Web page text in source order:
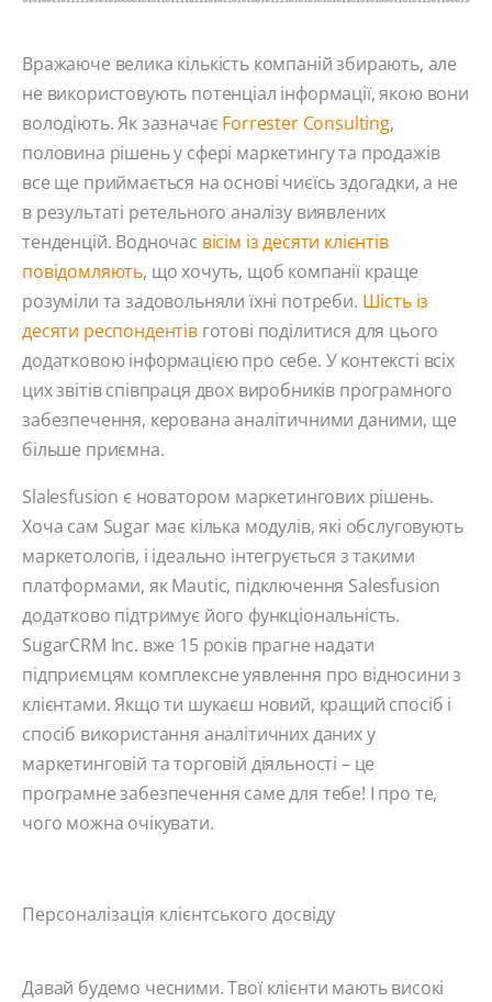
Вражаюче велика кількість компаній збирають, але
не використовують потенціал інформації, якою вони
володіють. Як зазначає Forrester Consulting,
половина рішень у сфері маркетингу та продажів
все ще приймається на основі чиєїсь здогадки, а не
в результаті ретельного аналізу виявлених
тенденцій. Водночас вісім із десяти клієнтів
повідомляють, що хочуть, щоб компанії краще
розуміли та задовольняли їхні потреби. Шість із
десяти респондентівготові поділитися для цього
додатковою інформацією про себе. У контексті всіх
цих звітів співпраця двох виробників програмного
забезпечення, керована аналітичними даними, ще
більше приємна.
Slalesfusion є новатором маркетингових рішень.
Хоча сам Sugar має кілька модулів, які обслуговують
маркетологів, і ідеально інтегрується з такими
платформами, як Mautic, підключення Salesfusion
додатково підтримує його функціональність.
SugarCRM Inc. вже 15 років прагне надати
підприємцям комплексне уявлення про відносини з
клієнтами. Якщо ти шукаєш новий, кращий спосіб і
спосіб використання аналітичних даних у
маркетинговій та торговій діяльності – це
програмне забезпечення саме для тебе! І про те,
чого можна очікувати.
Персоналізація клієнтського досвіду
Давай будемо чесними. Твої клієнти мають високі